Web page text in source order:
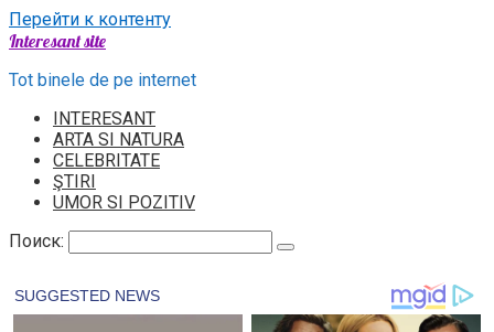
Перейти к контенту
Interesant site
Tot binele de pe internet
INTERESANT
ARTA SI NATURA
CELEBRITATE
ŞTIRI
UMOR SI POZITIV
Поиск: